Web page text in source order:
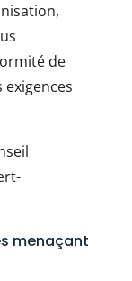
de
menaçant